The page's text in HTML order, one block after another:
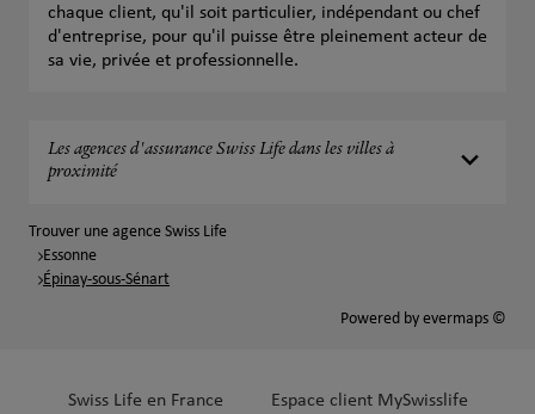
chaque client, qu'il soit particulier, indépendant ou chef
d'entreprise, pour qu'il puisse être pleinement acteur de
sa vie, privée et professionnelle.
Les agences d'assurance Swiss Life dans les villes à
proximité
Trouver une agence Swiss Life
Essonne
Épinay-sous-Sénart
Powered by evermaps ©
Swiss Life en France Espace client MySwisslife